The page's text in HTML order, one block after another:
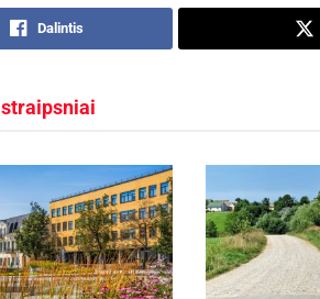
Dalintis
straipsniai